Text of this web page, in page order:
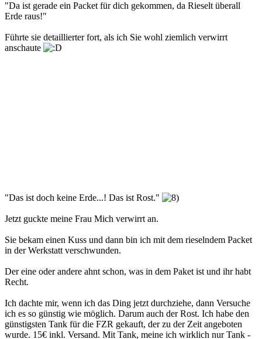
"Da ist gerade ein Packet für dich gekommen, da Rieselt überall
Erde raus!"
Führte sie detaillierter fort, als ich Sie wohl ziemlich verwirrt
anschaute
"Das ist doch keine Erde...! Das ist Rost."
Jetzt guckte meine Frau Mich verwirrt an.
Sie bekam einen Kuss und dann bin ich mit dem rieselndem Packet
in der Werkstatt verschwunden.
Der eine oder andere ahnt schon, was in dem Paket ist und ihr habt
Recht.
Ich dachte mir, wenn ich das Ding jetzt durchziehe, dann Versuche
ich es so günstig wie möglich. Darum auch der Rost. Ich habe den
günstigsten Tank für die FZR gekauft, der zu der Zeit angeboten
wurde. 15€ inkl. Versand. Mit Tank, meine ich wirklich nur Tank -